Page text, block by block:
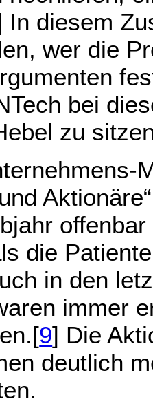
In diesem
wer die
bei
zu
die
in den
immer
9] Die
deutlich